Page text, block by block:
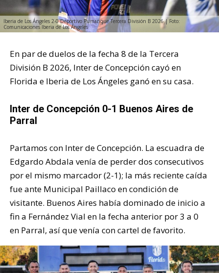
Iberia de Los Ángeles 2-0 Deportivo Pumanque Tercera División B 2026 | Foto:
Comunicaciones Iberia de Los Ángeles
En par de duelos de la fecha 8 de la Tercera
División B 2026, Inter de Concepción cayó en
Florida e Iberia de Los Ángeles ganó en su casa.
Inter de Concepción 0-1 Buenos Aires de
Parral
Partamos con Inter de Concepción. La escuadra de
Edgardo Abdala venía de perder dos consecutivos
por el mismo marcador (2-1); la más reciente caída
fue ante Municipal Paillaco en condición de
visitante. Buenos Aires había dominado de inicio a
fin a Fernández Vial en la fecha anterior por 3 a 0
en Parral, así que venía con cartel de favorito.